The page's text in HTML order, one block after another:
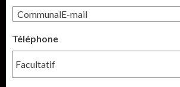
Téléphone